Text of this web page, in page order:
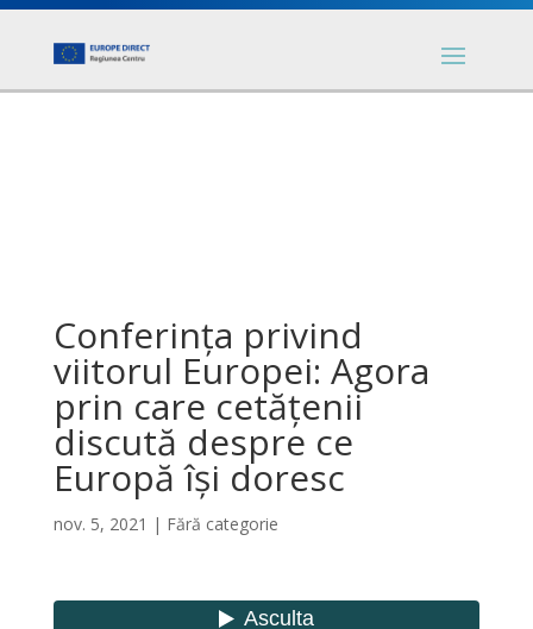
Conferința privind
viitorul Europei: Agora
prin care cetățenii
discută despre ce
Europă își doresc
nov. 5, 2021 | Fără categorie